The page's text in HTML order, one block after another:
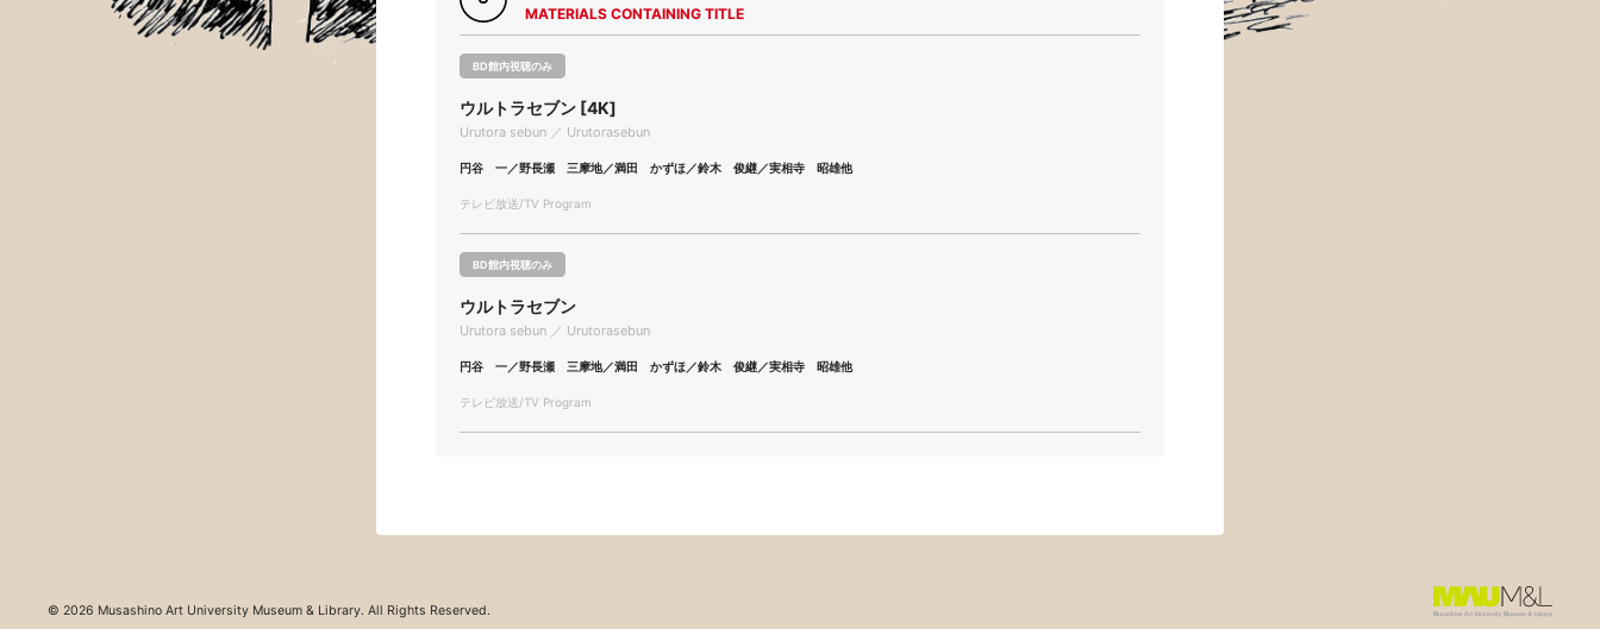
MATERIALS CONTAINING TITLE
BD館内視聴のみ
ウルトラセブン [4K]
Urutora sebun ／ Urutorasebun
円谷 一／野長瀬 三摩地／満田 かずほ／鈴木 俊継／実相寺 昭雄他
テレビ放送/TV Program
BD館内視聴のみ
ウルトラセブン
Urutora sebun ／ Urutorasebun
円谷 一／野長瀬 三摩地／満田 かずほ／鈴木 俊継／実相寺 昭雄他
テレビ放送/TV Program
© 2026 Musashino Art University Museum & Library. All Rights Reserved.